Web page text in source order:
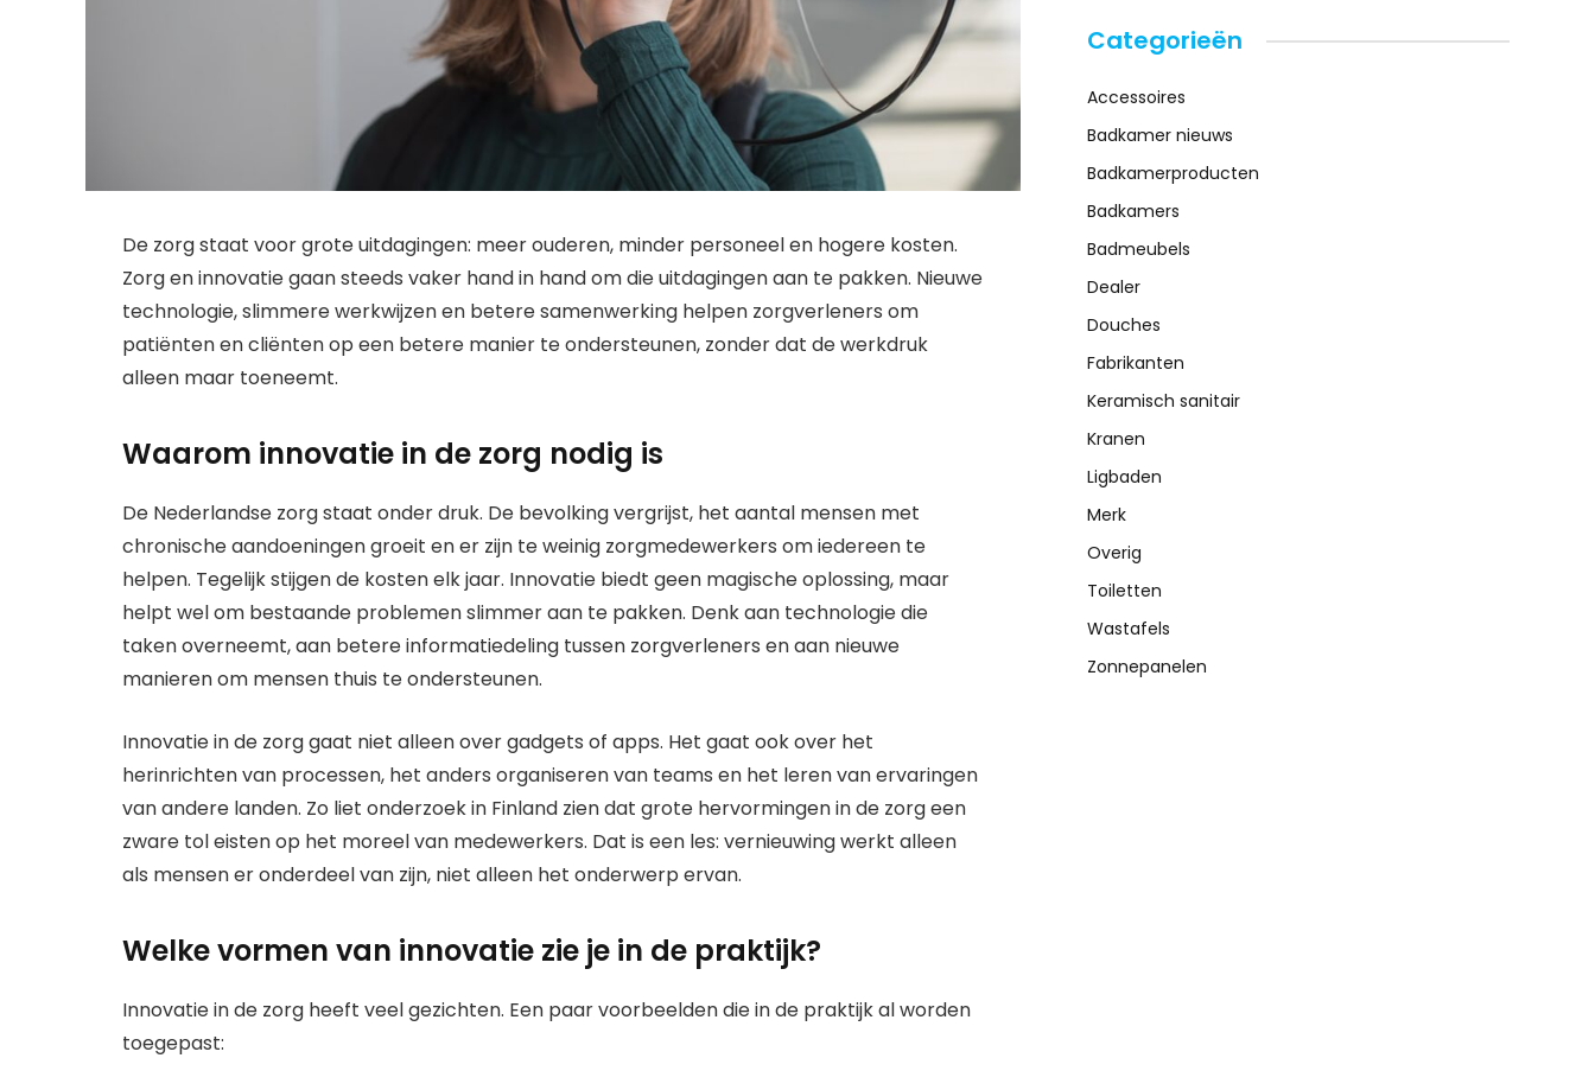
De zorg staat voor grote uitdagingen: meer ouderen, minder personeel en hogere kosten.
Zorg en innovatie gaan steeds vaker hand in hand om die uitdagingen aan te pakken. Nieuwe
technologie, slimmere werkwijzen en betere samenwerking helpen zorgverleners om
patiënten en cliënten op een betere manier te ondersteunen, zonder dat de werkdruk
alleen maar toeneemt.
Waarom innovatie in de zorg nodig is
De Nederlandse zorg staat onder druk. De bevolking vergrijst, het aantal mensen met
chronische aandoeningen groeit en er zijn te weinig zorgmedewerkers om iedereen te
helpen. Tegelijk stijgen de kosten elk jaar. Innovatie biedt geen magische oplossing, maar
helpt wel om bestaande problemen slimmer aan te pakken. Denk aan technologie die
taken overneemt, aan betere informatiedeling tussen zorgverleners en aan nieuwe
manieren om mensen thuis te ondersteunen.
Innovatie in de zorg gaat niet alleen over gadgets of apps. Het gaat ook over het
herinrichten van processen, het anders organiseren van teams en het leren van ervaringen
van andere landen. Zo liet onderzoek in Finland zien dat grote hervormingen in de zorg een
zware tol eisten op het moreel van medewerkers. Dat is een les: vernieuwing werkt alleen
als mensen er onderdeel van zijn, niet alleen het onderwerp ervan.
Welke vormen van innovatie zie je in de praktijk?
Innovatie in de zorg heeft veel gezichten. Een paar voorbeelden die in de praktijk al worden
toegepast:
Categorieën
Accessoires
Badkamer nieuws
Badkamerproducten
Badkamers
Badmeubels
Dealer
Douches
Fabrikanten
Keramisch sanitair
Kranen
Ligbaden
Merk
Overig
Toiletten
Wastafels
Zonnepanelen